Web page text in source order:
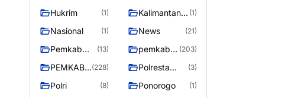
Raya
RAYA
Hukrim (1)
Kalimantan
(1)
Nasional (1) News (21)
Pemkab
(13)
pemkab
raya
(203)
PEMKAB
RAYA
(228)
Polresta
Raya
(3)
Polri (8) Ponorogo (1)